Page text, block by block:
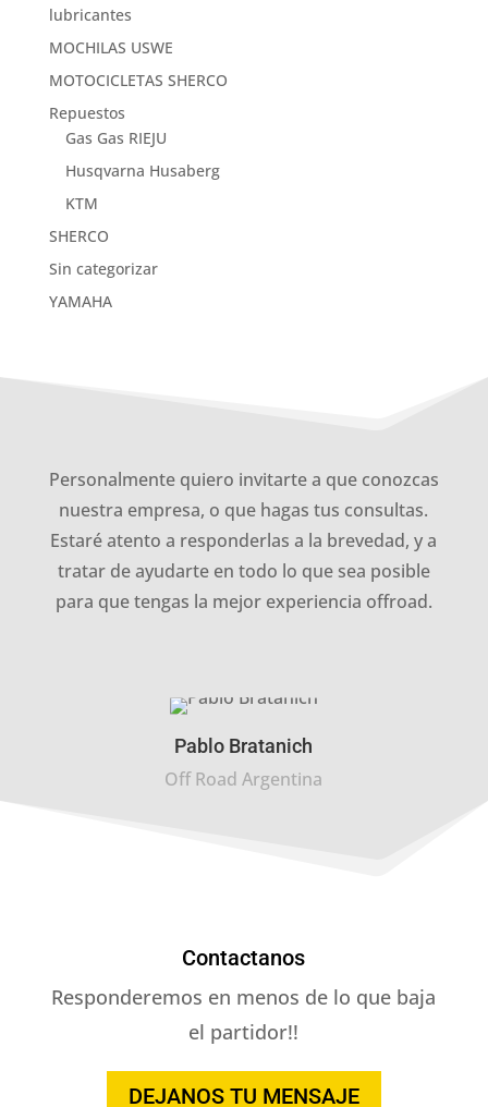
lubricantes
MOCHILAS USWE
MOTOCICLETAS SHERCO
Repuestos
Gas Gas RIEJU
Husqvarna Husaberg
KTM
SHERCO
Sin categorizar
YAMAHA
Personalmente quiero invitarte a que conozcas
nuestra empresa, o que hagas tus consultas.
Estaré atento a responderlas a la brevedad, y a
tratar de ayudarte en todo lo que sea posible
para que tengas la mejor experiencia offroad.
Pablo Bratanich
Off Road Argentina
Contactanos
Responderemos en menos de lo que baja
el partidor!!
DEJANOS TU MENSAJE